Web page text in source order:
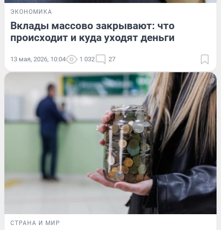
ЭКОНОМИКА
Вклады массово закрывают: что
происходит и куда уходят деньги
13 мая, 2026, 10:04 1 032 27
СТРАНА И МИР